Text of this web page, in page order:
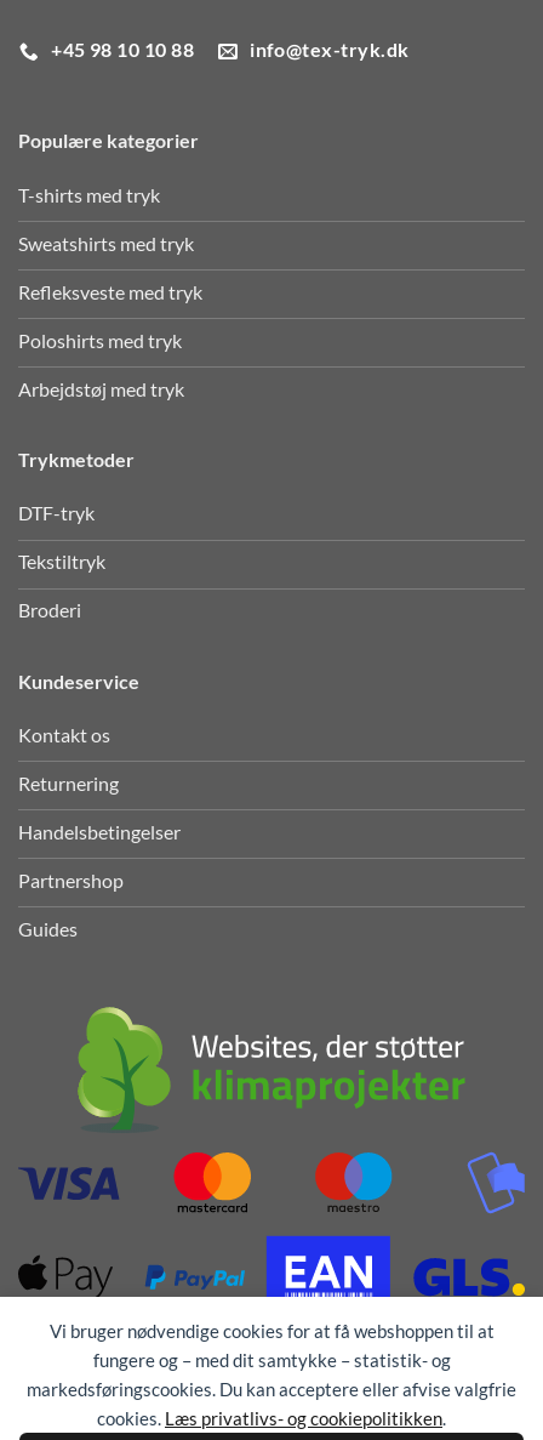
Vi bruger nødvendige cookies for at få webshoppen til at
fungere og – med dit samtykke – statistik- og
markedsføringscookies. Du kan acceptere eller afvise valgfrie
cookies. Læs privatlivs- og cookiepolitikken.
+45 98 10 10 88 info@tex-tryk.dk
Populære kategorier
T-shirts med tryk
Sweatshirts med tryk
Refleksveste med tryk
Poloshirts med tryk
Arbejdstøj med tryk
Trykmetoder
DTF-tryk
Tekstiltryk
Broderi
Kundeservice
Kontakt os
Returnering
Handelsbetingelser
Partnershop
Guides